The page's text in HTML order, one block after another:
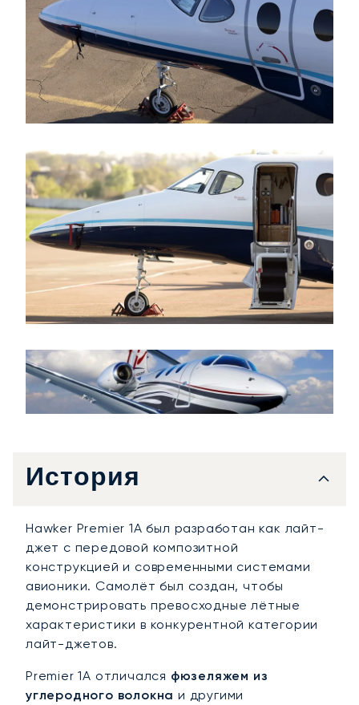
История
Hawker Premier 1A был разработан как лайт-
джет с передовой композитной
конструкцией и современными системами
авионики. Самолёт был создан, чтобы
демонстрировать превосходные лётные
характеристики в конкурентной категории
лайт-джетов.
Premier 1A отличался фюзеляжем из
углеродного волокна и другими